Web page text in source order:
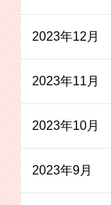
2023年12月
2023年11月
2023年10月
2023年9月